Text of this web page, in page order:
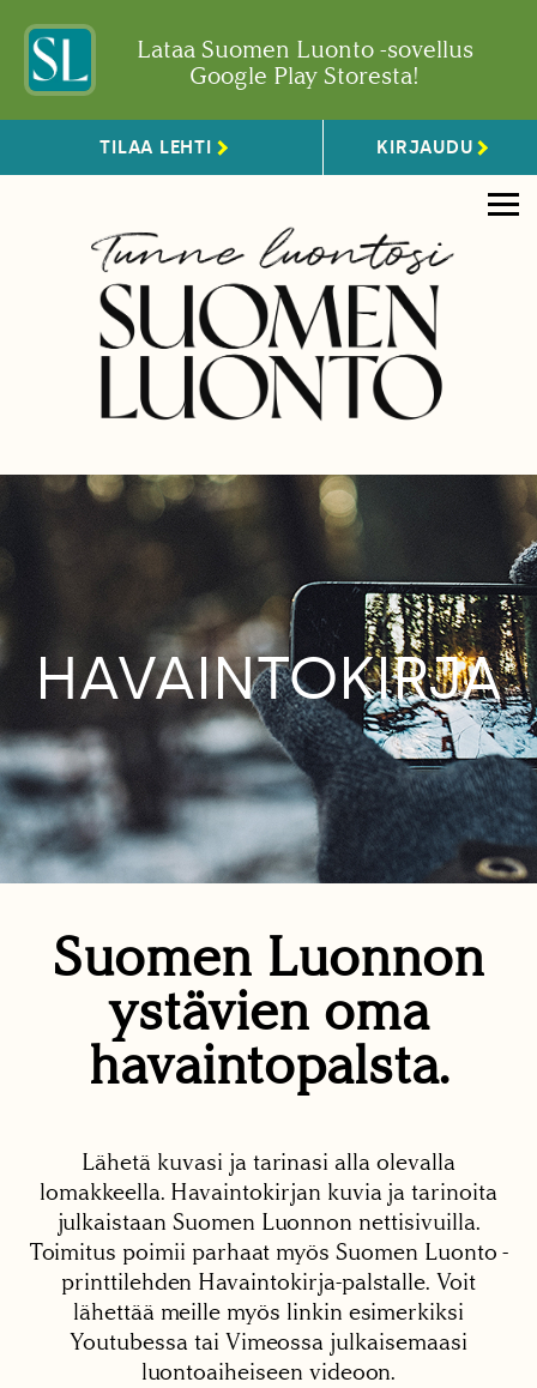
Lataa Suomen Luonto -sovellus
Google Play Storesta!
TILAA LEHTI KIRJAUDU
HAVAINTOKIRJA
Suomen Luonnon
ystävien oma
havaintopalsta.
Lähetä kuvasi ja tarinasi alla olevalla
lomakkeella. Havaintokirjan kuvia ja tarinoita
julkaistaan Suomen Luonnon nettisivuilla.
Toimitus poimii parhaat myös Suomen Luonto -
printtilehden Havaintokirja-palstalle. Voit
lähettää meille myös linkin esimerkiksi
Youtubessa tai Vimeossa julkaisemaasi
luontoaiheiseen videoon.